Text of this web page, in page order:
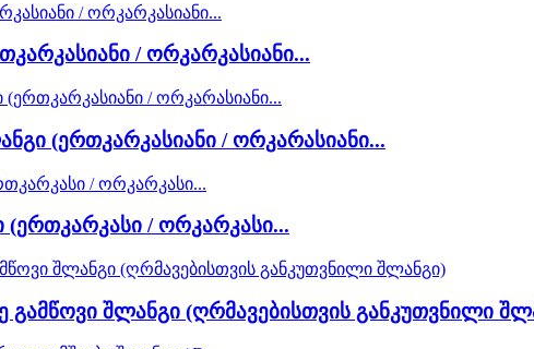
/ ორკარკასიანი...
(ერთკარკასიანი / ორკარასიანი...
/ ორკარკასი...
შლანგი (ღრმავებისთვის განკუთვნილი